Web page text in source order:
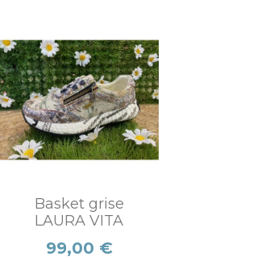
Basket grise
LAURA VITA
Prix
99,00 €